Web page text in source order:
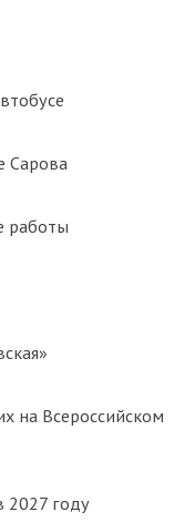
Сарова
работы
на Всероссийском
2027 году